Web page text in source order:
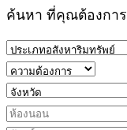
ค้นหา ที่คุณต้องการ